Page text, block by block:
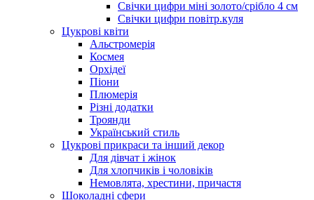
Свічки цифри міні золото/срібло 4 см
Свічки цифри повітр.куля
Цукрові квіти
Альстромерія
Космея
Орхідеї
Піони
Плюмерія
Різні додатки
Троянди
Український стиль
Цукрові прикраси та інший декор
Для дівчат і жінок
Для хлопчиків і чоловіків
Немовлята, хрестини, причастя
Шоколадні сфери